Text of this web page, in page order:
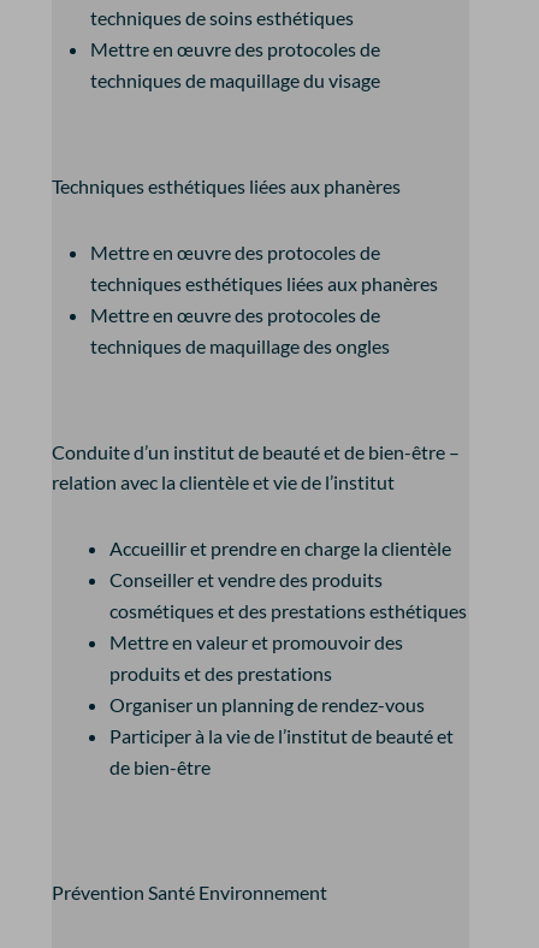
techniques de soins esthétiques
Mettre en œuvre des protocoles de
techniques de maquillage du visage
Techniques esthétiques liées aux phanères
Mettre en œuvre des protocoles de
techniques esthétiques liées aux phanères
Mettre en œuvre des protocoles de
techniques de maquillage des ongles
Conduite d’un institut de beauté et de bien-être –
relation avec la clientèle et vie de l’institut
Accueillir et prendre en charge la clientèle
Conseiller et vendre des produits
cosmétiques et des prestations esthétiques
Mettre en valeur et promouvoir des
produits et des prestations
Organiser un planning de rendez-vous
Participer à la vie de l’institut de beauté et
de bien-être
Prévention Santé Environnement